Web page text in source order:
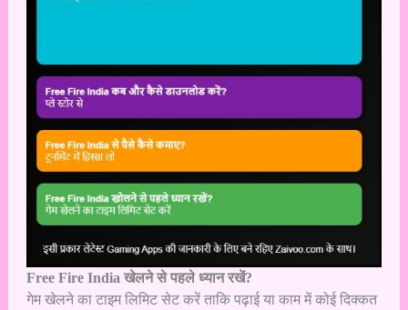
Free Fire India खेलने से पहले ध्यान रखें?
गेम खेलने का टाइम लिमिट सेट करें ताकि पढ़ाई या काम में कोई दिक्कत